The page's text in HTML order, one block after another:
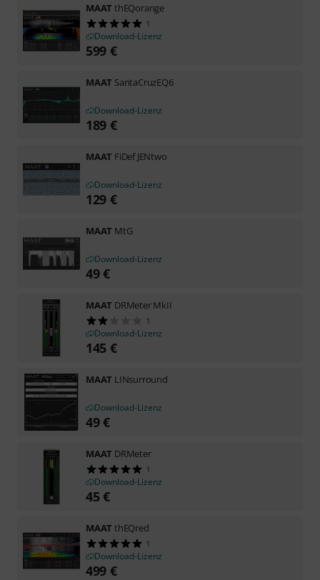
MAAT thEQorange
1
Download-Lizenz
599 €
MAAT SantaCruzEQ6
Download-Lizenz
189 €
MAAT FiDef JENtwo
Download-Lizenz
129 €
MAAT MtG
Download-Lizenz
49€
MAAT DRMeter MkII
1
Download-Lizenz
145 €
MAAT LINsurround
Download-Lizenz
49€
MAAT DRMeter
1
Download-Lizenz
45€
MAAT thEQred
1
Download-Lizenz
499 €